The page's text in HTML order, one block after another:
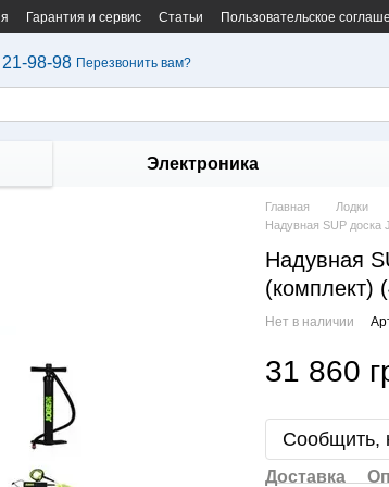
Гарантия и сервис Статьи Пользовательское
98-98 Перезвонить вам?
Электроника
Главная Лодки
Надувная SUP доска
Надувная
(комплект)
Нет в наличии
31 860
Сообщить,
Доставка